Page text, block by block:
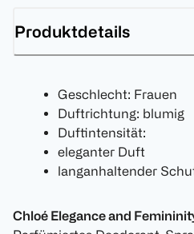
Produktdetails
Geschlecht: Frauen
Duftrichtung: blumig
Duftintensität:
eleganter Duft
langanhaltender
Chloé Elegance and